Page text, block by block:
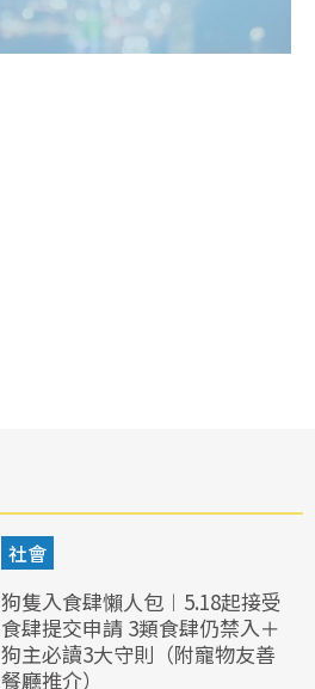
社會
狗隻入食肆懶人包︱5.18起接受
食肆提交申請 3類食肆仍禁入＋
狗主必讀3大守則（附寵物友善
餐廳推介）